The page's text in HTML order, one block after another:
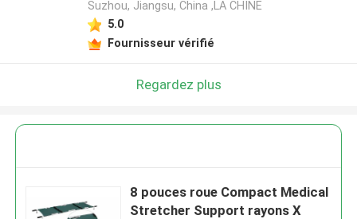
Suzhou, Jiangsu, China ,LA CHINE
5.0
Fournisseur vérifié
Regardez plus
8 pouces roue Compact Medical
Stretcher Support rayons X